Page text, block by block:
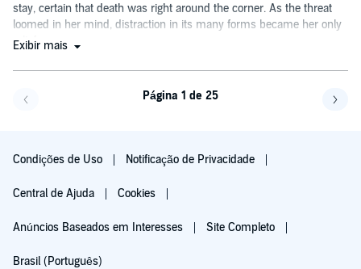
stay, certain that death was right around the corner. As the threat
loomed in her mind, distraction in its many forms became her only
relief.
Exibir mais
Página 1 de 25
Condições de Uso Notificação de Privacidade
Central de Ajuda Cookies
Anúncios Baseados em Interesses Site Completo
Brasil (Português)